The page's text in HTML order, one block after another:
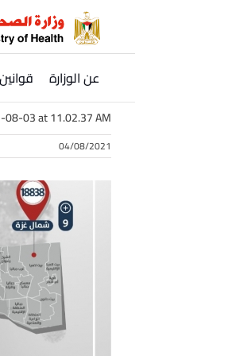
عن الوزارة
08-03 at 11.02.37 AM
04/08/2021